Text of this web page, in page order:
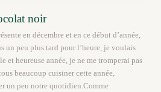
noir
en décembre et en ce début d’année,
un peu plus tard pour l’heure, je voulais
et heureuse année, je ne me tromperai pas
beaucoup cuisiner cette année,
un peu notre quotidien.Comme